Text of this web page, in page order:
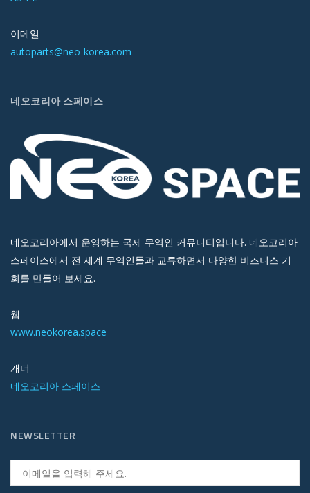
이메일
autoparts@neo-korea.com
네오코리아 스페이스
네오코리아에서 운영하는 국제 무역인 커뮤니티입니다. 네오코리아
스페이스에서 전 세계 무역인들과 교류하면서 다양한 비즈니스 기
회를 만들어 보세요.
웹
www.neokorea.space
개더
네오코리아 스페이스
NEWSLETTER